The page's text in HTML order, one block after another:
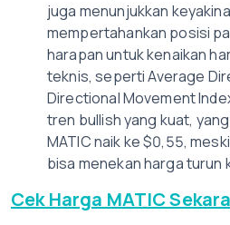
juga menunjukkan
mempertahankan posisi
harapan untuk kenaikan
teknis, seperti Average
Directional Movement
tren bullish yang kuat,
MATIC naik ke $0,55,
bisa menekan harga turun
Cek Harga MATIC